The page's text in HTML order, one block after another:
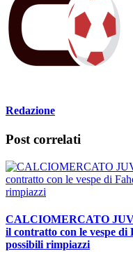
Post correlati
CALCIOMERCATO
possibili rimpiazzi
10 Gen 2019, 13:44